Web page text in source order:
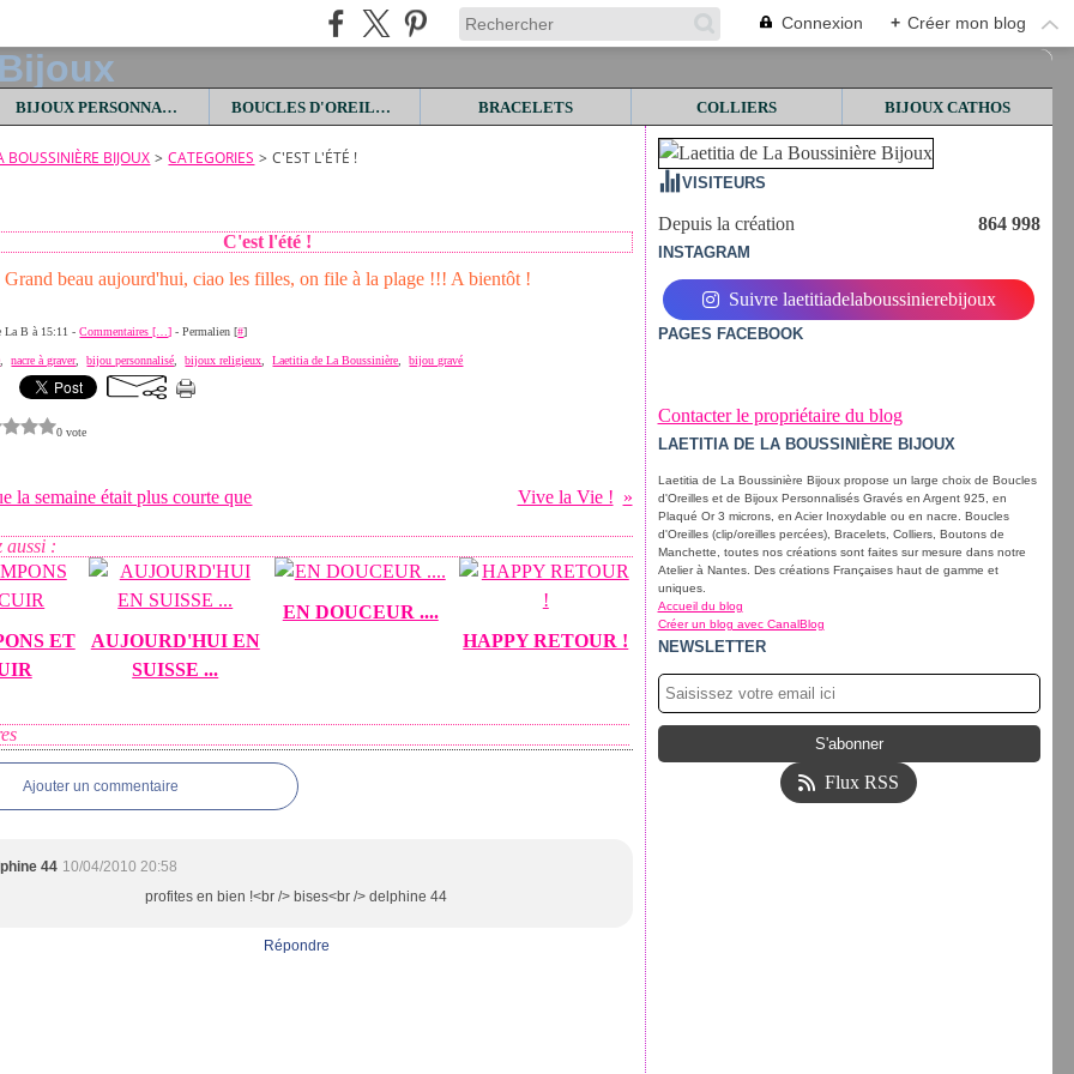
Connexion + Créer mon blog
BIJOUX PERSONNALISES BOUCLES D'OREILLES BRACELETS COLLIERS BIJOUX CATHOS
BOUSSINIÈRE BIJOUX > CATEGORIES > C'EST L'ÉTÉ !
C'est l'été !
Grand beau aujourd'hui, ciao les filles, on file à la plage !!! A bientôt !
La B à 15:11 -Commentaires [ …] - Permalien [#]
,nacre à graver,bijou personnalisé ,bijoux religieux ,Laetitia de La Boussinière ,bijou gravé
0 vote
la semaine était plus courte que Vive la Vie !
aussi :
ET
AUJOURD'HUI EN
SUISSE ...
EN DOUCEUR ....
HAPPY RETOUR !
Ajouter un commentaire
44 10/04/2010 20:58
profites en bien !<br /> bises<br /> delphine 44
Répondre
VISITEURS
Depuis la création 864 998
INSTAGRAM
Suivre laetitiadelaboussinierebijoux
PAGES FACEBOOK
Contacter le propriétaire du blog
LAETITIA DE LA BOUSSINIÈRE BIJOUX
Laetitia de La Boussinière Bijoux propose un large choix de Boucles
d'Oreilles et de Bijoux Personnalisés Gravés en Argent 925, en
Plaqué Or 3 microns, en Acier Inoxydable ou en nacre. Boucles
d'Oreilles (clip/oreilles percées), Bracelets, Colliers, Boutons de
Manchette, toutes nos créations sont faites sur mesure dans notre
Atelier à Nantes. Des créations Françaises haut de gamme et
uniques.
Accueil du blog
Créer un blog avec CanalBlog
NEWSLETTER
Flux RSS